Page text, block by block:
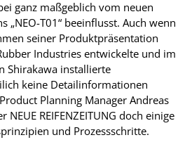
ganz maßgeblich vom neuen
„NEO-T01“ beeinflusst. Auch wenn
seiner Produktpräsentation
Industries entwickelte und im
Shirakawa installierte
keine Detailinformationen
Planning Manager Andreas
REIFENZEITUNG doch einige
und Prozessschritte.